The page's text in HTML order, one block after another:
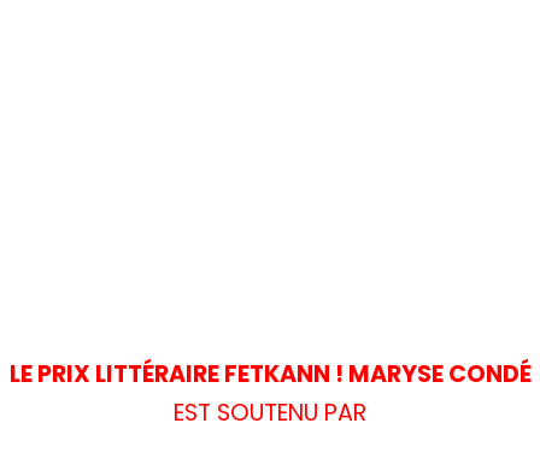
LE PRIX LITTÉRAIRE FETKANN ! MARYSE CONDÉ
EST SOUTENU PAR